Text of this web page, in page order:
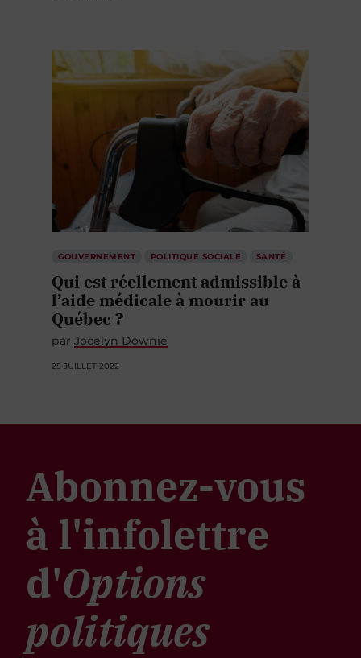
GOUVERNEMENT POLITIQUE SOCIALE SANTÉ
Qui est réellement admissible à
l’aide médicale à mourir au
Québec ?
par Jocelyn Downie
25 JUILLET 2022
Abonnez-vous
à l'infolettre
d'Options
politiques